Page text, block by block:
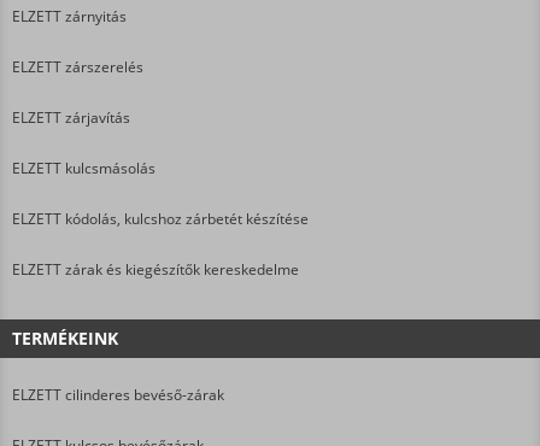
ELZETT zárnyitás
ELZETT zárszerelés
ELZETT zárjavítás
ELZETT kulcsmásolás
ELZETT kódolás, kulcshoz zárbetét készítése
ELZETT zárak és kiegészítők kereskedelme
TERMÉKEINK
ELZETT cilinderes bevéső-zárak